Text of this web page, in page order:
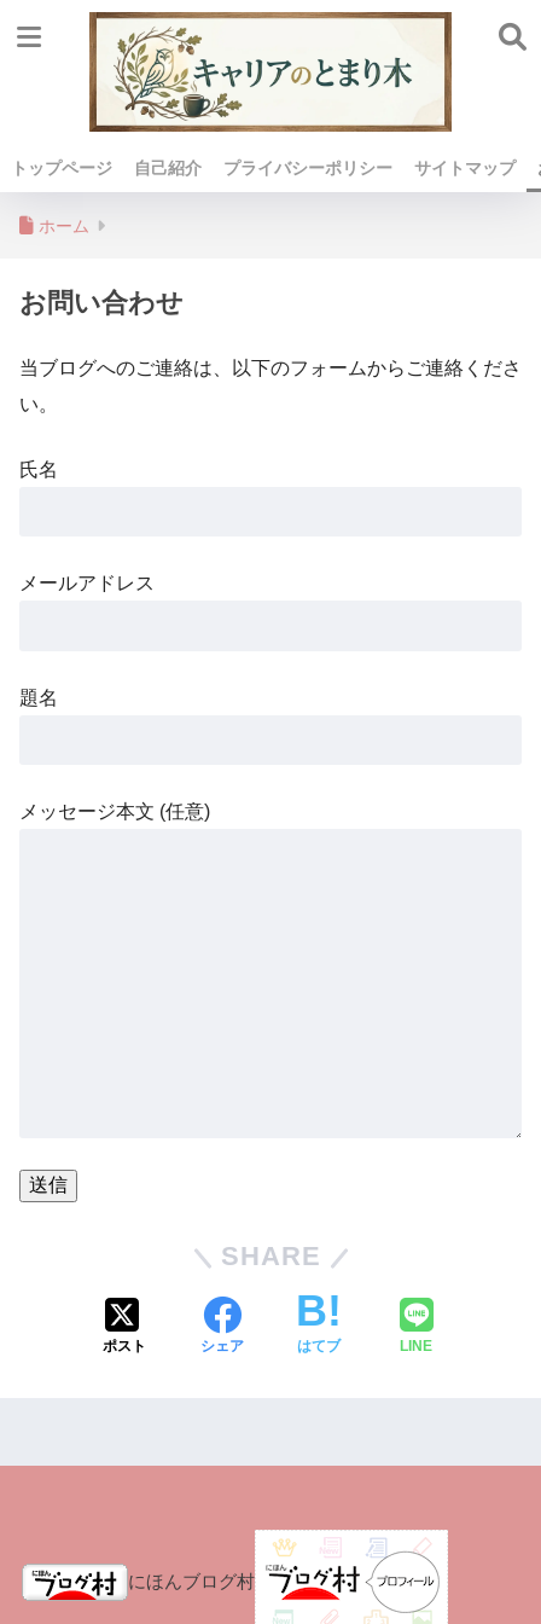
トップページ 自己紹介 プライバシーポリシー サイトマップ
ホーム
お問い合わせ
当ブログへのご連絡は、以下のフォームからご連絡くださ
い。
氏名
メールアドレス
題名
メッセージ本文 (任意)
SHARE
ポスト シェア はてブ LINE
にほんブログ村